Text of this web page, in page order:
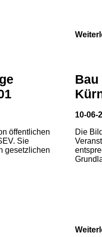
4
6
8
öffentlichen
Sie
gesetzlichen
Bau
10-06-
Die